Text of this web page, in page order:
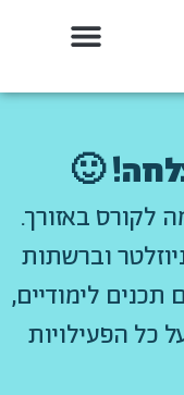
🙂
לקורס באזורך.
וברשתות
לימודיים,
כל הפעילויות